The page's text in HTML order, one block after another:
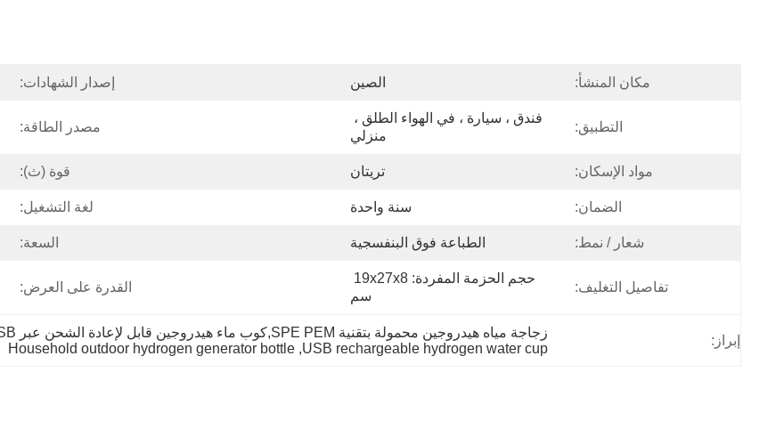
مكان المنشأ: الصين إصدار الشهادات:
التطبيق:
منزلي
مصدر الطاقة:
مواد الإسكان: تريتان قوة (ث):
الضمان: سنة واحدة لغة التشغيل:
شعار / نمط: الطباعة فوق البنفسجية السعة:
تفاصيل التغليف:
سم
القدرة على العرض:
إبراز:
زجاجة مياه هيدروجين محمولة بتقنية SPE PEM,كوب ماء هيدروجين قابل لإعادة الشحن عبر USB,زجاجة مولد هيدروجين منزلية وخارجية
USB rechargeable hydrogen water cup
,
Household outdoor hydrogen generator bottle